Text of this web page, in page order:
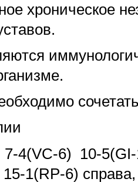
хроническое
4(VC-6) 10-
1(RP-6)